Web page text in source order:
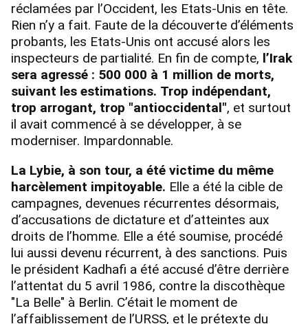
réclamées par l’Occident, les Etats-Unis en tête.
Rien n’y a fait. Faute de la découverte d’éléments
probants, les Etats-Unis ont accusé alors les
inspecteurs de partialité. En fin de compte, l’Irak
sera agressé : 500 000 à 1 million de morts,
suivant les estimations. Trop indépendant,
trop arrogant, trop "antioccidental", et surtout
il avait commencé à se développer, à se
moderniser. Impardonnable.
La Lybie, à son tour, a été victime du même
harcèlement impitoyable. Elle a été la cible de
campagnes, devenues récurrentes désormais,
d’accusations de dictature et d’atteintes aux
droits de l’homme. Elle a été soumise, procédé
lui aussi devenu récurrent, à des sanctions. Puis
le président Kadhafi a été accusé d’être derrière
l’attentat du 5 avril 1986, contre la discothèque
"La Belle" à Berlin. C’était le moment de
l’affaiblissement de l’URSS, et le prétexte du